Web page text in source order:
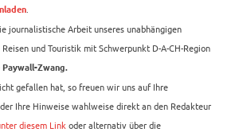
journalistische Arbeit unseres unabhängigen
und Touristik mit Schwerpunkt D-A-CH-Region
Zwang.
gefallen hat, so freuen wir uns auf Ihre
Ihre Hinweise wahlweise direkt an den Redakteur
diesem Link oder alternativ über die